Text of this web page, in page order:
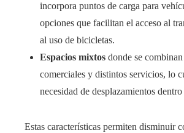
incorpora puntos de carga para
opciones que facilitan el acceso al
al uso de bicicletas.
Espacios mixtos donde se
comerciales y distintos servicios, lo
necesidad de desplazamientos
Estas características permiten disminuir